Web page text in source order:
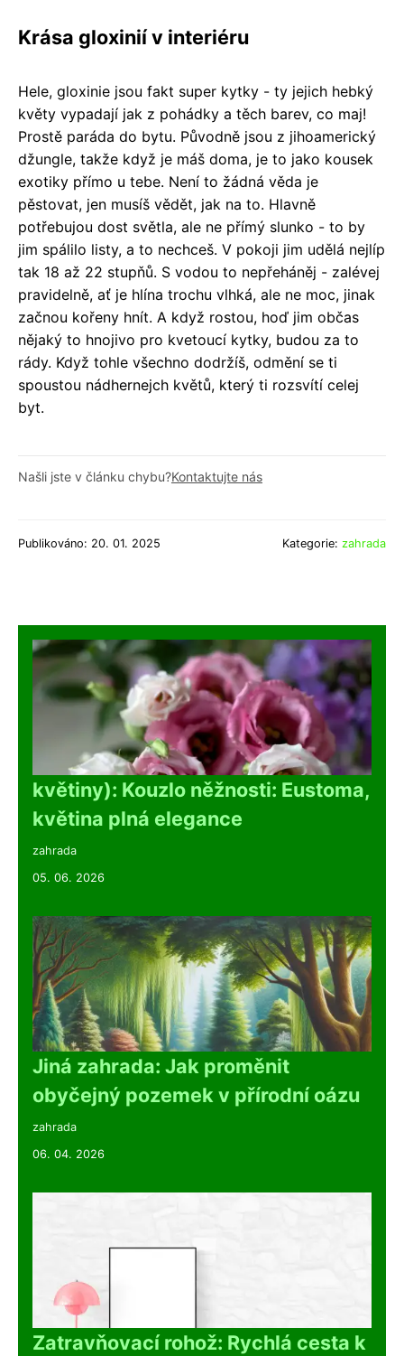
Krása gloxinií v interiéru
Hele, gloxinie jsou fakt super kytky - ty jejich hebký
květy vypadají jak z pohádky a těch barev, co maj!
Prostě paráda do bytu. Původně jsou z jihoamerický
džungle, takže když je máš doma, je to jako kousek
exotiky přímo u tebe. Není to žádná věda je
pěstovat, jen musíš vědět, jak na to. Hlavně
potřebujou dost světla, ale ne přímý slunko - to by
jim spálilo listy, a to nechceš. V pokoji jim udělá nejlíp
tak 18 až 22 stupňů. S vodou to nepřeháněj - zalévej
pravidelně, ať je hlína trochu vlhká, ale ne moc, jinak
začnou kořeny hnít. A když rostou, hoď jim občas
nějaký to hnojivo pro kvetoucí kytky, budou za to
rády. Když tohle všechno dodržíš, odmění se ti
spoustou nádhernejch květů, který ti rozsvítí celej
byt.
Našli jste v článku chybu?Kontaktujte nás
Publikováno: 20. 01. 2025 Kategorie: zahrada
květiny): Kouzlo něžnosti: Eustoma,
květina plná elegance
zahrada
05. 06. 2026
Jiná zahrada: Jak proměnit
obyčejný pozemek v přírodní oázu
zahrada
06. 04. 2026
Zatravňovací rohož: Rychlá cesta k